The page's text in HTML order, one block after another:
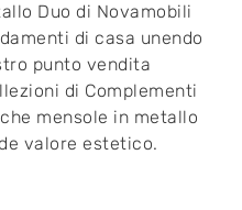
Duo di Novamobili
di casa unendo
punto vendita
di Complementi
mensole in metallo
valore estetico.